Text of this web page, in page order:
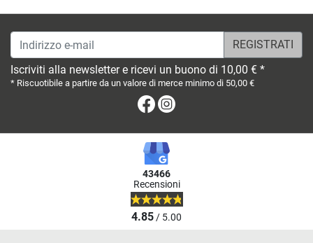
Indirizzo e-mail
Iscriviti alla newsletter e ricevi un buono di 10,00 € *
* Riscuotibile a partire da un valore di merce minimo di 50,00 €
Facebook
43466
Recensioni
4.85/ 5.00